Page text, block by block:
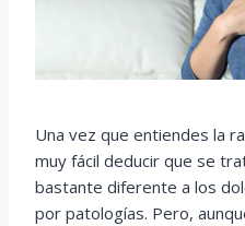
Una vez que entiendes la
muy fácil deducir que se
bastante diferente a los
por patologías. Pero,